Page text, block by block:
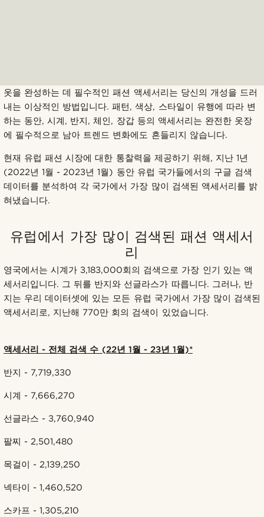
옷을 완성하는 데 필수적인 패션 액세서리는 당신의 개성을 드러
내는 이상적인 방법입니다. 패턴, 색상, 스타일이 유행에 따라 변
하는 동안, 시계, 반지, 체인, 장갑 등의 액세서리는 완전한 옷장
에 필수적으로 남아 트렌드 변화에도 흔들리지 않습니다.
현재 유럽 패션 시장에 대한 통찰력을 제공하기 위해, 지난 1년
(2022년 1월 - 2023년 1월) 동안 유럽 국가들에서의 구글 검색
데이터를 분석하여 각 국가에서 가장 많이 검색된 액세서리를 밝
혀냈습니다.
유럽에서 가장 많이 검색된 패션 액세서
리
영국에서는 시계가 3,183,000회의 검색으로 가장 인기 있는 액
세서리입니다. 그 뒤를 반지와 선글라스가 따릅니다. 그러나, 반
지는 우리 데이터셋에 있는 모든 유럽 국가에서 가장 많이 검색된
액세서리로, 지난해 770만 회의 검색이 있었습니다.
액세서리 - 전체 검색 수 (22년 1월 - 23년 1월)*
반지 - 7,719,330
시계 - 7,666,270
선글라스 - 3,760,940
팔찌 - 2,501,480
목걸이 - 2,139,250
넥타이 - 1,460,520
스카프 - 1,305,210